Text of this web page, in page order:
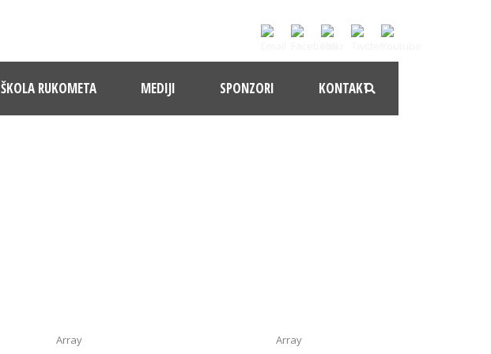
ŠKOLA RUKOMETA MEDIJI SPONZORI KONTAKT
Array Array